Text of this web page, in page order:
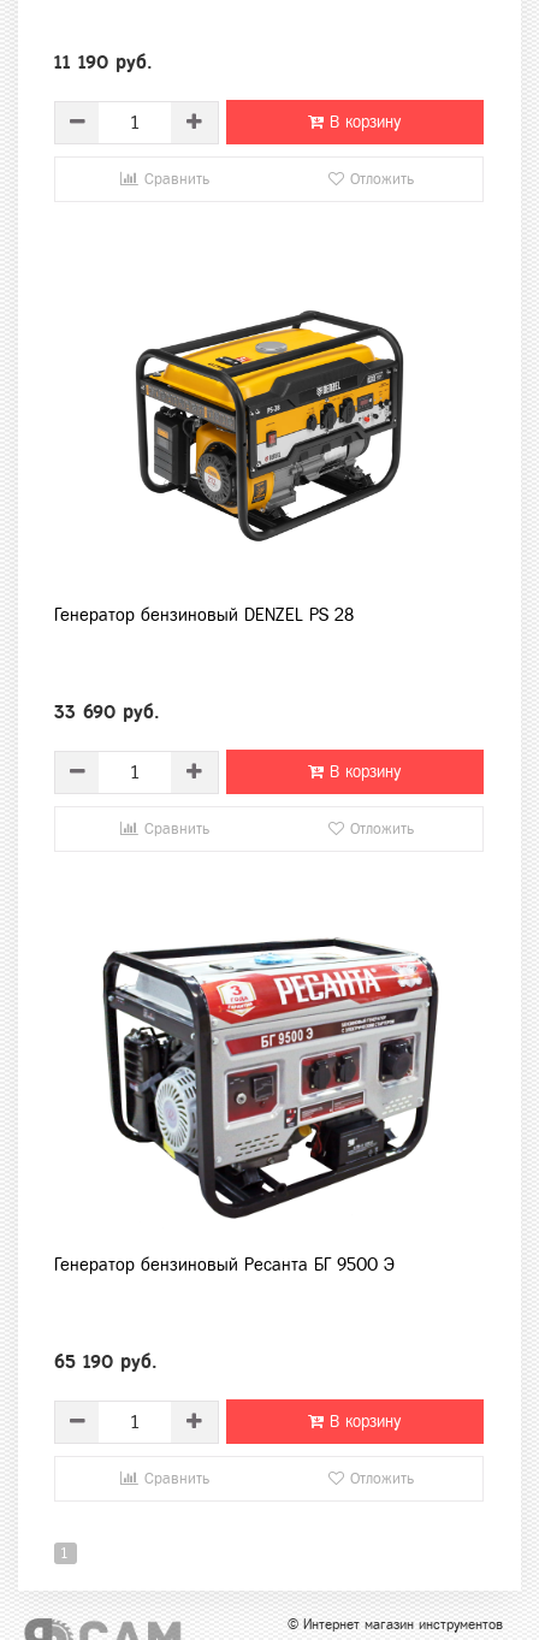
11 190 руб.
В корзину
Сравнить Отложить
Генератор бензиновый DENZEL PS 28
33 690 руб.
В корзину
Сравнить Отложить
Генератор бензиновый Ресанта БГ 9500 Э
65 190 руб.
В корзину
Сравнить Отложить
1
© Интернет магазин инструментов